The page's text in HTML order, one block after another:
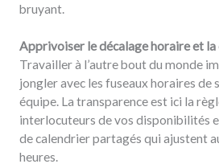
bruyant.
Apprivoiser le décalage horaire et
Travailler à l’autre bout du monde
jongler avec les fuseaux horaires de
équipe. La transparence est ici la
interlocuteurs de vos disponibilités
de calendrier partagés qui ajustent
heures.